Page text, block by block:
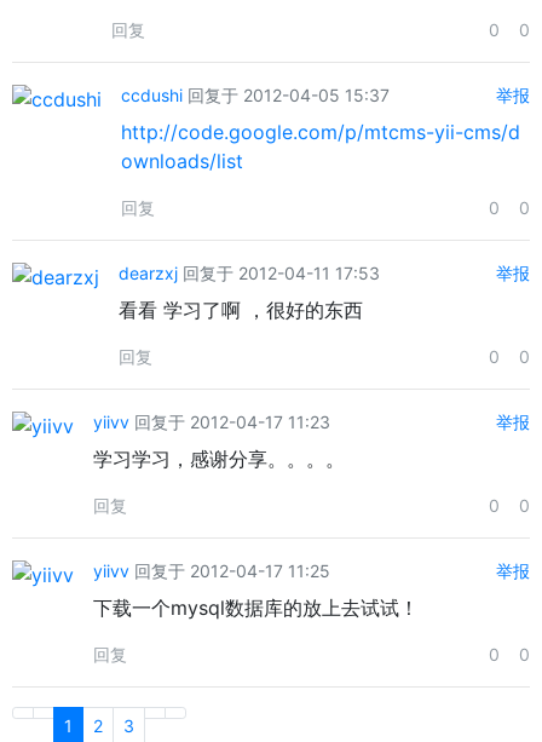
回复 0 0
ccdushi 回复于 2012-04-05 15:37 举报
http://code.google.com/p/mtcms-yii-cms/d
ownloads/list
回复 0 0
dearzxj 回复于 2012-04-11 17:53 举报
看看 学习了啊 ，很好的东西
回复 0 0
yiivv 回复于 2012-04-17 11:23 举报
学习学习，感谢分享。。。。
回复 0 0
yiivv 回复于 2012-04-17 11:25 举报
下载一个mysql数据库的放上去试试！
回复 0 0
1 2 3